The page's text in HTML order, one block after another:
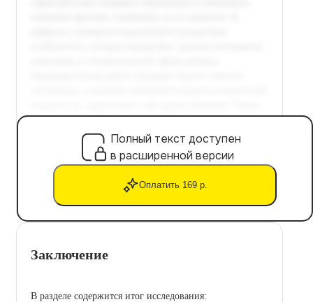
Полный текст доступен
в расширенной версии
Оплатить 169 р.
Заключение
В разделе содержится итог исследования: